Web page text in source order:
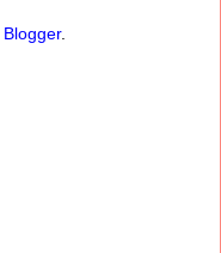
Blogger.